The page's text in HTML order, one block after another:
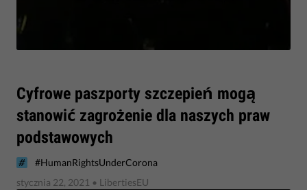
​Cyfrowe paszporty szczepień mogą
stanowić zagrożenie dla naszych praw
podstawowych
#HumanRightsUnderCorona
stycznia 22, 2021 • LibertiesEU